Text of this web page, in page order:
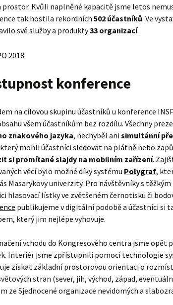
prostor. Kvůli naplněné kapacitě jsme letos
tak hostila rekordních 502 účastníků. Ve
své služby a produkty33 organizací.
konference
na cílovou skupinu účastníků u konference
všem účastníkům bez rozdílu. Všechny
znakového jazyka, nechyběl ani simultánní
mohli účastníci sledovat na plátně nebo
si promítané slajdy na mobilním zařízení.
věcí bylo možné díky systému Polygraf,
Masarykovy univerzity. Pro návštěvníky s
hlasovací lístky ve zvětšeném černotisku či
publikujeme v digitální podobě a účastníci si
který jim nejlépe vyhovuje.
vchodu do Kongresového centra jsme opět
Interiér jsme zpřístupnili pomocí technologie
získat základní prostorovou orientaci o
stran (sever, jih, východ, západ,
ze Sjednocené organizace nevidomých a